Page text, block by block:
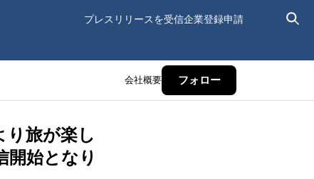
プレスリリースを受信企業登録申請
会社概要 フォロー
り旅が楽し
開始となり